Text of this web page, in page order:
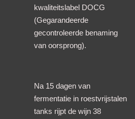
kwaliteitslabel DOCG
(Gegarandeerde
gecontroleerde benaming
van oorsprong).
Na 15 dagen van
fermentatie in roestvrijstalen
tanks rijpt de wijn 38